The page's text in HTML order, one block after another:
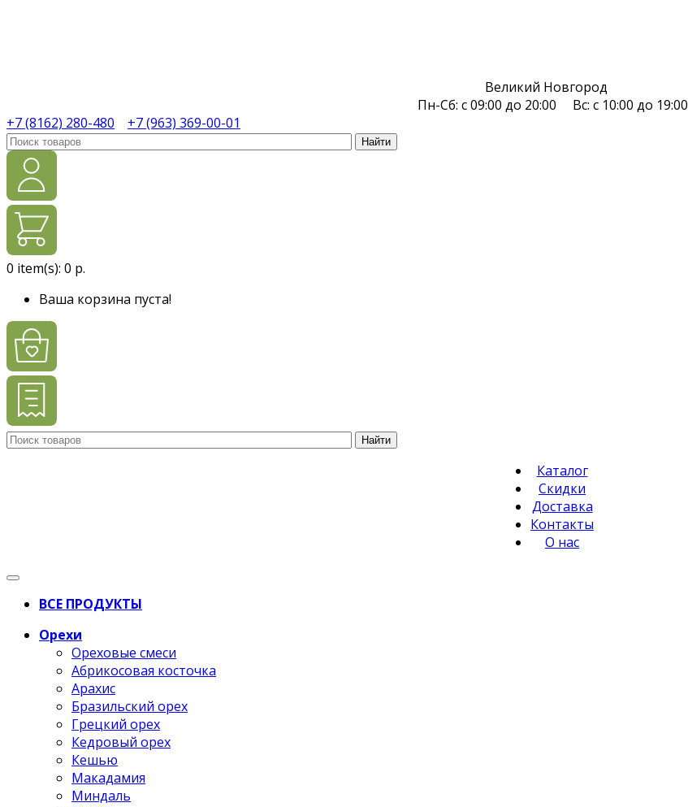
Великий Новгород
Пн-Сб: с 09:00 до 20:00 Вс: с 10:00 до 19:00
+7 (8162) 280-480
+7 (963) 369-00-01
Найти
0 item(s): 0 р.
Ваша корзина пуста!
Найти
Каталог
Скидки
Доставка
Контакты
О нас
ВСЕ ПРОДУКТЫ
Орехи
Ореховые смеси
Абрикосовая косточка
Арахис
Бразильский орех
Грецкий орех
Кедровый орех
Кешью
Макадамия
Миндаль